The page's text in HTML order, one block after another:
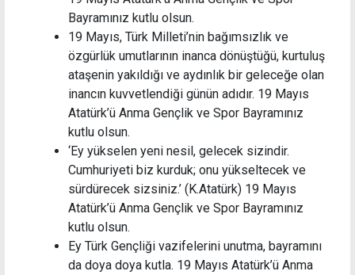
Bayramınız kutlu olsun.
19 Mayıs, Türk Milleti’nin bağımsızlık ve
özgürlük umutlarının inanca dönüştüğü, kurtuluş
ataşenin yakıldığı ve aydınlık bir geleceğe olan
inancın kuvvetlendiği günün adıdır. 19 Mayıs
Atatürk’ü Anma Gençlik ve Spor Bayramınız
kutlu olsun.
‘Ey yükselen yeni nesil, gelecek sizindir.
Cumhuriyeti biz kurduk; onu yükseltecek ve
sürdürecek sizsiniz.’ (K.Atatürk) 19 Mayıs
Atatürk’ü Anma Gençlik ve Spor Bayramınız
kutlu olsun.
Ey Türk Gençliği vazifelerini unutma, bayramını
da doya doya kutla. 19 Mayıs Atatürk’ü Anma